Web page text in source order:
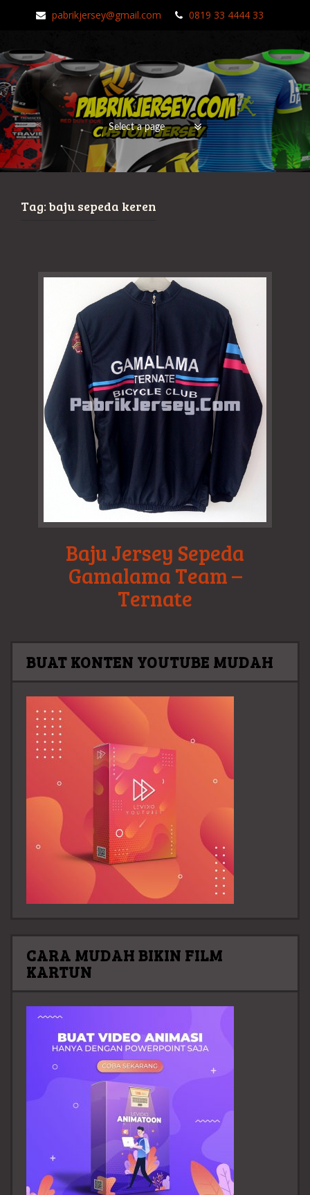
pabrikjersey@gmail.com 0819 33 4444 33
Tag: baju sepeda keren
Baju Jersey Sepeda
Gamalama Team –
Ternate
BUAT KONTEN YOUTUBE MUDAH
CARA MUDAH BIKIN FILM
KARTUN